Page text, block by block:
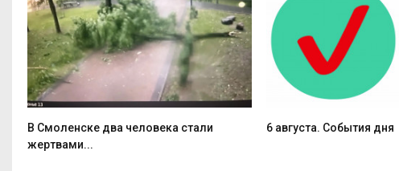
В Смоленске два человека стали
жертвами...
6 августа. События дня